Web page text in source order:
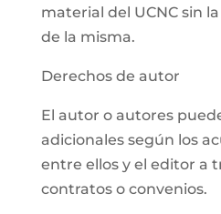
material del UCNC sin
de la misma.
Derechos de autor
El autor o autores
adicionales según los
entre ellos y el editor a
contratos o convenios.